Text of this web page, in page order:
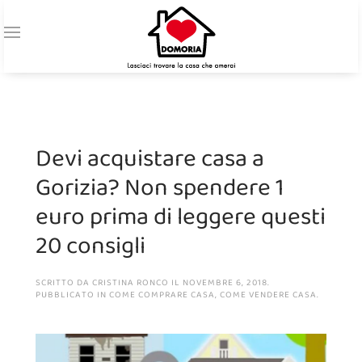
Devi acquistare casa a
Gorizia? Non spendere 1
euro prima di leggere questi
20 consigli
SCRITTO DACRISTINA RONCO IL NOVEMBRE 6, 2018.
PUBBLICATO INCOME COMPRARE CASA,COME VENDERE CASA.